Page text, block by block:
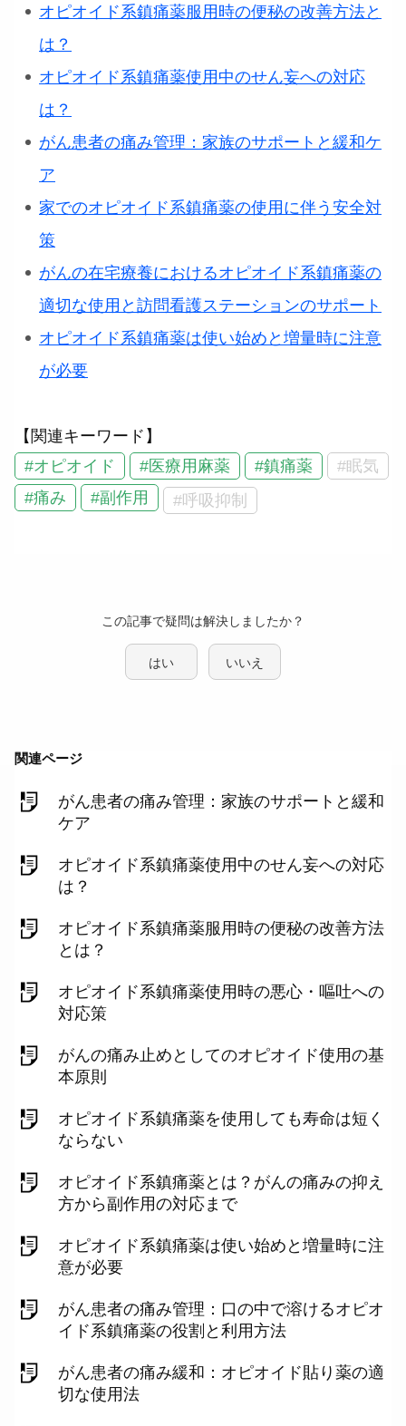
オピオイド系鎮痛薬服用時の便秘の改善方法と
は？
オピオイド系鎮痛薬使用中のせん妄への対応
は？
がん患者の痛み管理：家族のサポートと緩和ケ
ア
家でのオピオイド系鎮痛薬の使用に伴う安全対
策
がんの在宅療養におけるオピオイド系鎮痛薬の
適切な使用と訪問看護ステーションのサポート
オピオイド系鎮痛薬は使い始めと増量時に注意
が必要
【関連キーワード】
#オピオイド
#医療用麻薬
#鎮痛薬
#痛み
#副作用
#眠気
#呼吸抑制
この記事で疑問は解決しましたか？
はい いいえ
関連ページ
がん患者の痛み管理：家族のサポートと緩和
ケア
オピオイド系鎮痛薬使用中のせん妄への対応
は？
オピオイド系鎮痛薬服用時の便秘の改善方法
とは？
オピオイド系鎮痛薬使用時の悪心・嘔吐への
対応策
がんの痛み止めとしてのオピオイド使用の基
本原則
オピオイド系鎮痛薬を使用しても寿命は短く
ならない
オピオイド系鎮痛薬とは？がんの痛みの抑え
方から副作用の対応まで
オピオイド系鎮痛薬は使い始めと増量時に注
意が必要
がん患者の痛み管理：口の中で溶けるオピオ
イド系鎮痛薬の役割と利用方法
がん患者の痛み緩和：オピオイド貼り薬の適
切な使用法